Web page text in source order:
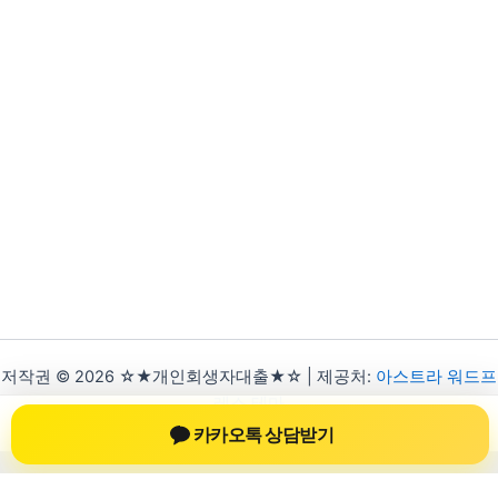
저작권 © 2026 ☆★개인회생자대출★☆ | 제공처: 아스트라 워드프
레스 테마
카카오톡 상담받기